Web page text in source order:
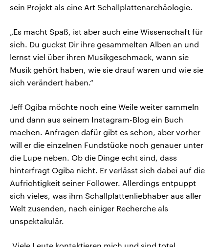
sein Projekt als eine Art Schallplattenarchäologie.
„Es macht Spaß, ist aber auch eine Wissenschaft für
sich. Du guckst Dir ihre gesammelten Alben an und
lernst viel über ihren Musikgeschmack, wann sie
Musik gehört haben, wie sie drauf waren und wie sie
sich verändert haben.“
Jeff Ogiba möchte noch eine Weile weiter sammeln
und dann aus seinem Instagram-Blog ein Buch
machen. Anfragen dafür gibt es schon, aber vorher
will er die einzelnen Fundstücke noch genauer unter
die Lupe neben. Ob die Dinge echt sind, dass
hinterfragt Ogiba nicht. Er verlässt sich dabei auf die
Aufrichtigkeit seiner Follower. Allerdings entpuppt
sich vieles, was ihm Schallplattenliebhaber aus aller
Welt zusenden, nach einiger Recherche als
unspektakulär.